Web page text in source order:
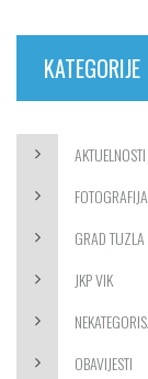
KATEGORIJE
AKTUELNOSTI
FOTOGRAFIJA
GRAD TUZLA
JKP VIK
OBAVIJESTI